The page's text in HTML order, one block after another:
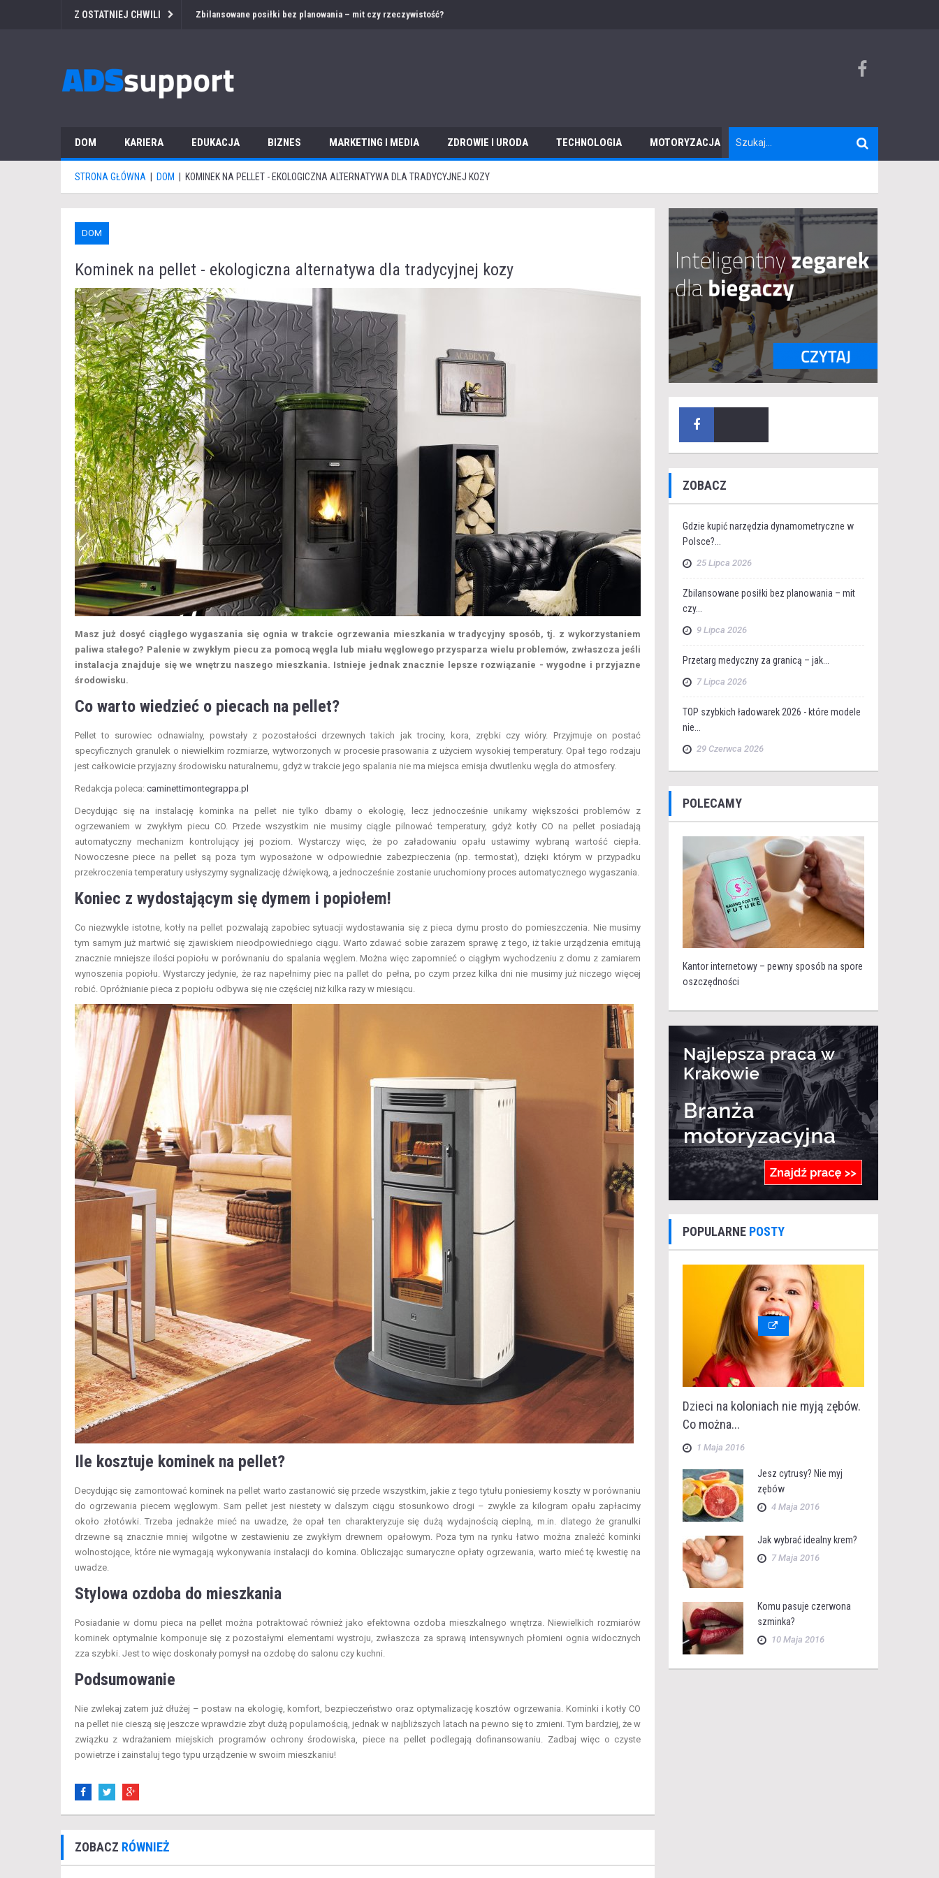
Z OSTATNIEJ CHWILI Przetarg medyczny za granicą – jak przygotować ofertę i dokumentację w obcym języku?
DOM KARIERA EDUKACJA BIZNES MARKETING I MEDIA ZDROWIE I URODA TECHNOLOGIA MOTORYZACJA TURYSTYKA
STRONA GŁÓWNA DOM KOMINEK NA PELLET - EKOLOGICZNA ALTERNATYWA DLA TRADYCYJNEJ KOZY
DOM
Kominek na pellet - ekologiczna alternatywa dla tradycyjnej kozy
Masz już dosyć ciągłego wygaszania się ognia w trakcie ogrzewania mieszkania w tradycyjny sposób, tj. z wykorzystaniem
paliwa stałego? Palenie w zwykłym piecu za pomocą węgla lub miału węglowego przysparza wielu problemów, zwłaszcza jeśli
instalacja znajduje się we wnętrzu naszego mieszkania. Istnieje jednak znacznie lepsze rozwiązanie - wygodne i przyjazne
środowisku.
Co warto wiedzieć o piecach na pellet?
Pellet to surowiec odnawialny, powstały z pozostałości drzewnych takich jak trociny, kora, zrębki czy wióry. Przyjmuje on postać
specyficznych granulek o niewielkim rozmiarze, wytworzonych w procesie prasowania z użyciem wysokiej temperatury. Opał tego rodzaju
jest całkowicie przyjazny środowisku naturalnemu, gdyż w trakcie jego spalania nie ma miejsca emisja dwutlenku węgla do atmosfery.
Redakcja poleca: caminettimontegrappa.pl
Decydując się na instalację kominka na pellet nie tylko dbamy o ekologię, lecz jednocześnie unikamy większości problemów z
ogrzewaniem w zwykłym piecu CO. Przede wszystkim nie musimy ciągle pilnować temperatury, gdyż kotły CO na pellet posiadają
automatyczny mechanizm kontrolujący jej poziom. Wystarczy więc, że po załadowaniu opału ustawimy wybraną wartość ciepła.
Nowoczesne piece na pellet są poza tym wyposażone w odpowiednie zabezpieczenia (np. termostat), dzięki którym w przypadku
przekroczenia temperatury usłyszymy sygnalizację dźwiękową, a jednocześnie zostanie uruchomiony proces automatycznego wygaszania.
Koniec z wydostającym się dymem i popiołem!
Co niezwykle istotne, kotły na pellet pozwalają zapobiec sytuacji wydostawania się z pieca dymu prosto do pomieszczenia. Nie musimy
tym samym już martwić się zjawiskiem nieodpowiedniego ciągu. Warto zdawać sobie zarazem sprawę z tego, iż takie urządzenia emitują
znacznie mniejsze ilości popiołu w porównaniu do spalania węglem. Można więc zapomnieć o ciągłym wychodzeniu z domu z zamiarem
wynoszenia popiołu. Wystarczy jedynie, że raz napełnimy piec na pallet do pełna, po czym przez kilka dni nie musimy już niczego więcej
robić. Opróżnianie pieca z popiołu odbywa się nie częściej niż kilka razy w miesiącu.
Ile kosztuje kominek na pellet?
Decydując się zamontować kominek na pellet warto zastanowić się przede wszystkim, jakie z tego tytułu poniesiemy koszty w porównaniu
do ogrzewania piecem węglowym. Sam pellet jest niestety w dalszym ciągu stosunkowo drogi – zwykle za kilogram opału zapłacimy
około złotówki. Trzeba jednakże mieć na uwadze, że opał ten charakteryzuje się dużą wydajnością cieplną, m.in. dlatego że granulki
drzewne są znacznie mniej wilgotne w zestawieniu ze zwykłym drewnem opałowym. Poza tym na rynku łatwo można znaleźć kominki
wolnostojące, które nie wymagają wykonywania instalacji do komina. Obliczając sumaryczne opłaty ogrzewania, warto mieć tę kwestię na
uwadze.
Stylowa ozdoba do mieszkania
Posiadanie w domu pieca na pellet można potraktować również jako efektowna ozdoba mieszkalnego wnętrza. Niewielkich rozmiarów
kominek optymalnie komponuje się z pozostałymi elementami wystroju, zwłaszcza za sprawą intensywnych płomieni ognia widocznych
zza szybki. Jest to więc doskonały pomysł na ozdobę do salonu czy kuchni.
Podsumowanie
Nie zwlekaj zatem już dłużej – postaw na ekologię, komfort, bezpieczeństwo oraz optymalizację kosztów ogrzewania. Kominki i kotły CO
na pellet nie cieszą się jeszcze wprawdzie zbyt dużą popularnością, jednak w najbliższych latach na pewno się to zmieni. Tym bardziej, że w
związku z wdrażaniem miejskich programów ochrony środowiska, piece na pellet podlegają dofinansowaniu. Zadbaj więc o czyste
powietrze i zainstaluj tego typu urządzenie w swoim mieszkaniu!
ZOBACZ RÓWNIEŻ
ZOBACZ
Gdzie kupić narzędzia dynamometryczne w
Polsce?...
25 Lipca 2026
Zbilansowane posiłki bez planowania – mit
czy...
9 Lipca 2026
Przetarg medyczny za granicą – jak...
7 Lipca 2026
TOP szybkich ładowarek 2026 - które modele
nie...
29 Czerwca 2026
POLECAMY
Kantor internetowy – pewny sposób na spore
oszczędności
POPULARNE POSTY
Dzieci na koloniach nie myją zębów.
Co można...
1 Maja 2016
Jesz cytrusy? Nie myj
zębów
4 Maja 2016
Jak wybrać idealny krem?
7 Maja 2016
Komu pasuje czerwona
szminka?
10 Maja 2016